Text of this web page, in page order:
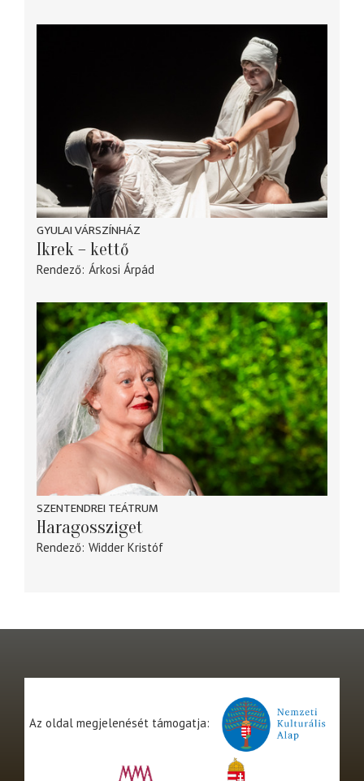
GYULAI VÁRSZÍNHÁZ
Ikrek – kettő
Rendező Árkosi Árpád
SZENTENDREI TEÁTRUM
Haragossziget
Rendező Widder Kristóf
Az oldal megjelenését támogatja: